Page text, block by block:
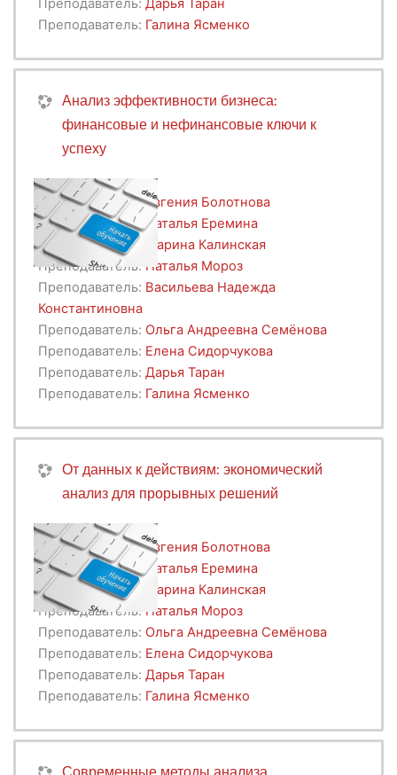
Преподаватель: Дарья Таран
Преподаватель: Галина Ясменко
Анализ эффективности бизнеса:
финансовые и нефинансовые ключи к
успеху
Преподаватель:Евгения Болотнова
Преподаватель: Наталья Еремина
Преподаватель:
Марина Калинская
Преподаватель: Наталья Мороз
Преподаватель: Васильева Надежда
Константиновна
Преподаватель: Ольга Андреевна Семёнова
Преподаватель: Елена Сидорчукова
Преподаватель: Дарья Таран
Преподаватель: Галина Ясменко
От данных к действиям: экономический
анализ для прорывных решений
Преподаватель:Евгения Болотнова
Преподаватель: Наталья Еремина
Преподаватель:
Марина Калинская
Преподаватель: Наталья Мороз
Преподаватель: Ольга Андреевна Семёнова
Преподаватель: Елена Сидорчукова
Преподаватель: Дарья Таран
Преподаватель: Галина Ясменко